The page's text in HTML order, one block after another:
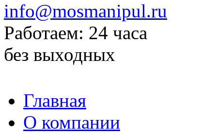
info@mosmanipul.ru
Работаем: 24 часа
без выходных
Главная
О компании